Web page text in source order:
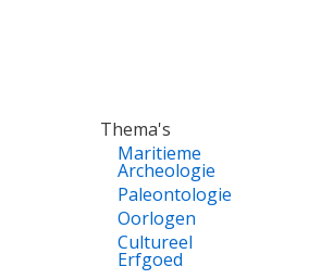
Thema's
Maritieme
Archeologie
Paleontologie
Oorlogen
Cultureel
Erfgoed